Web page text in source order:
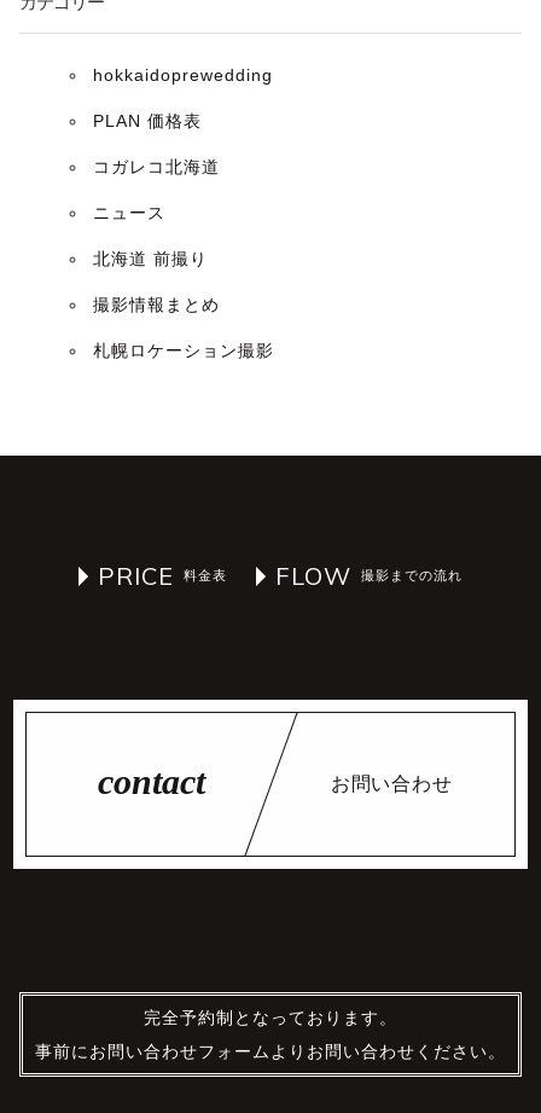
hokkaidoprewedding
PLAN 価格表
コガレコ北海道
ニュース
北海道 前撮り
撮影情報まとめ
札幌ロケーション撮影
PRICE FLOW
お問い合わせ
完全予約制となっております。
事前にお問い合わせフォームよりお問い合わせください。